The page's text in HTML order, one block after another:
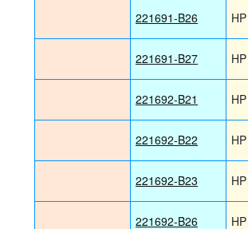
221691-B26 HP
221691-B27 HP
221692-B21 HP
221692-B22 HP
221692-B23 HP
221692-B26 HP